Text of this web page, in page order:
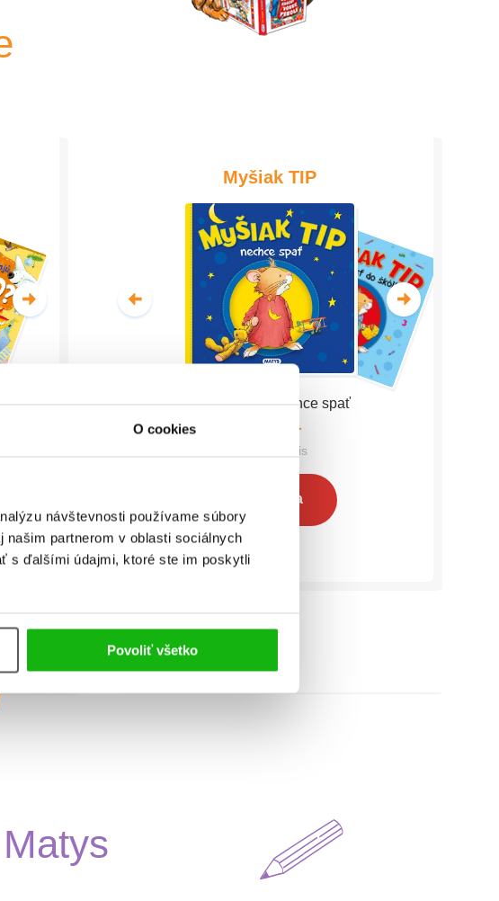
O cookies
návštevnosti používame súbory
partnerom v oblasti sociálnych
s ďalšími údajmi, ktoré ste im poskytli
Povoliť všetko
Myšiak TIP
Myšiak TIP - nechce spať
Anna Casalis
Celá séria